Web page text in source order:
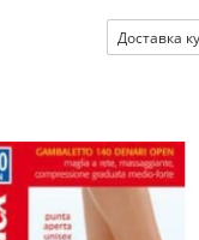
Доставка